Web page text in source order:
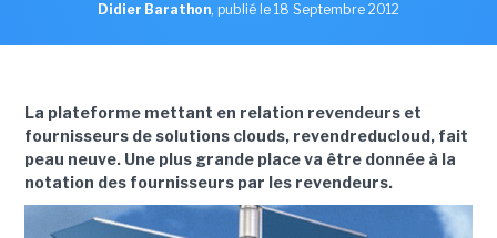
Didier Barathon, publié le 18 Septembre 2012
La plateforme mettant en relation revendeurs et
fournisseurs de solutions clouds, revendreducloud, fait
peau neuve. Une plus grande place va être donnée à la
notation des fournisseurs par les revendeurs.